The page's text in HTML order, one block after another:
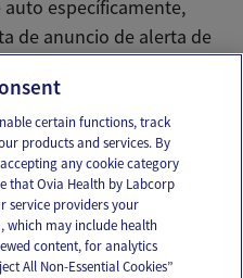
auto específicamente,
de anuncio de alerta de
certain functions, track
products and services. By
any cookie category
that Ovia Health by Labcorp
service providers your
which may include health
content, for analytics
All Non-Essential Cookies”